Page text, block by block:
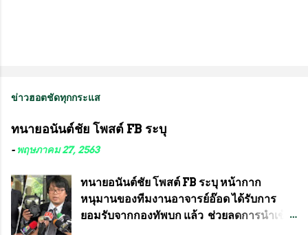
ข่าวฮอตชัดทุกกระแส
ทนายอนันต์ชัย โพสต์ FB ระบุ
- พฤษภาคม 27, 2563
ทนายอนันต์ชัย โพสต์ FB ระบุ หน้ากาก
หนุมานของทีมงานอาจารย์อ๊อด ได้รับการ
ยอมรับจากกองทัพบก แล้ว ช่วยลดการนำเข้า